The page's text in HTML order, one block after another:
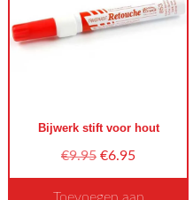
Bijwerk stift voor hout
€9.95 Oorspronkelijke
prijs
€6.95Huidige
prijs